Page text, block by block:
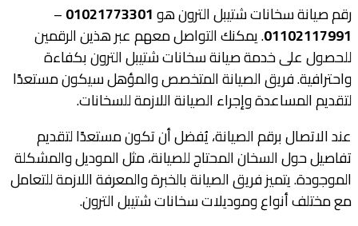
رقم صيانة سخانات شتيبل الترون هو01021773301
–
01102117991. يمكنك التواصل معهم عبر هذين الرقمين
للحصول على خدمة صيانة سخانات شتيبل الترون بكفاءة
واحترافية. فريق الصيانة المتخصص والمؤهل سيكون مستعدًا
لتقديم المساعدة وإجراء الصيانة اللازمة للسخانات.
عند الاتصال برقم الصيانة، يُفضل أن تكون مستعدًا لتقديم
تفاصيل حول السخان المحتاج للصيانة، مثل الموديل والمشكلة
الموجودة. يتميز فريق الصيانة بالخبرة والمعرفة اللازمة للتعامل
مع مختلف أنواع وموديلات سخانات شتيبل الترون.